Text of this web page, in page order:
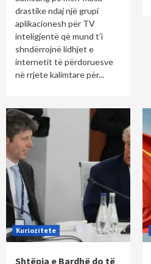
drastike ndaj një grupi
aplikacionesh për TV
inteligjentë që mund t’i
shndërrojnë lidhjet e
internetit të përdoruesve
në rrjete kalimtare për...
Kuriozitete
Shtëpia e Bardhë do të